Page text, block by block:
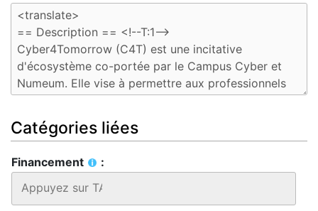
Catégories liées
Financement :